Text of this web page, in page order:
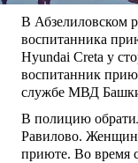
В Абзелиловском
воспитанника
Hyundai Creta у
воспитанник
службе МВД
В полицию
Равилово.
приюте. Во время